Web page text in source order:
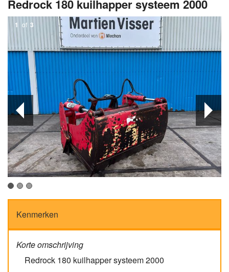
Redrock 180 kuilhapper systeem 2000
1 of 3
Kenmerken
Korte omschrijving
Redrock 180 kuilhapper systeem 2000